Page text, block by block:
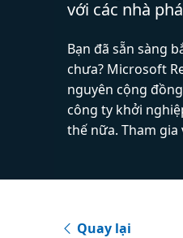
với các nhà
Bạn đã sẵn sàng
chưa? Microsoft
nguyên cộng
công ty khởi
thế nữa. Tham
Quay lại